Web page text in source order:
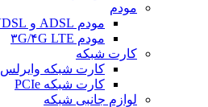
مودم
مودم ADSL و VDSL
مودم ۳G/۴G LTE
کارت شبکه
کارت شبکه وایرلس USB
کارت شبکه PCIe
لوازم جانبی شبکه